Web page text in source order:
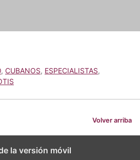
, CUBANOS, ESPECIALISTAS,
Volver arriba
la versión móvil